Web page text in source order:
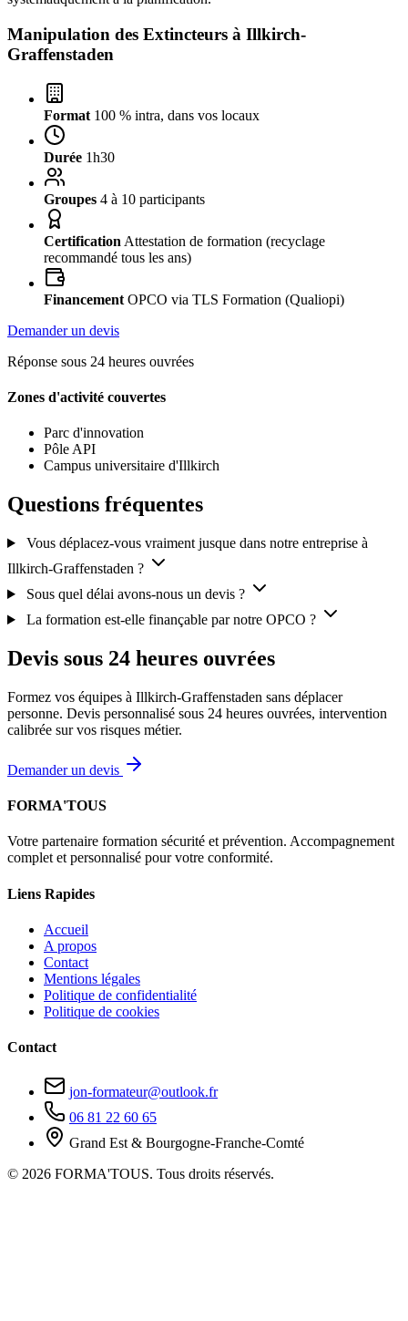
Manipulation des Extincteurs à Illkirch-
Graffenstaden
Format 100 % intra, dans vos locaux
Durée 1h30
Groupes 4 à 10 participants
Certification Attestation de formation (recyclage
recommandé tous les ans)
Financement OPCO via TLS Formation (Qualiopi)
Demander un devis
Réponse sous 24 heures ouvrées
Zones d'activité couvertes
Parc d'innovation
Pôle API
Campus universitaire d'Illkirch
Questions fréquentes
Vous déplacez-vous vraiment jusque dans notre entreprise à
Illkirch-Graffenstaden ?
Sous quel délai avons-nous un devis ?
La formation est-elle finançable par notre OPCO ?
Devis sous 24 heures ouvrées
Formez vos équipes à Illkirch-Graffenstaden sans déplacer
personne. Devis personnalisé sous 24 heures ouvrées, intervention
calibrée sur vos risques métier.
Demander un devis
FORMA'TOUS
Votre partenaire formation sécurité et prévention. Accompagnement
complet et personnalisé pour votre conformité.
Liens Rapides
Accueil
A propos
Contact
Mentions légales
Politique de confidentialité
Politique de cookies
Contact
jon-formateur@outlook.fr
06 81 22 60 65
Grand Est & Bourgogne-Franche-Comté
© 2026 FORMA'TOUS. Tous droits réservés.